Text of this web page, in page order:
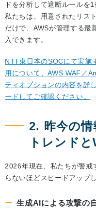
ドを分析して遮断ルールを
私たちは、用意されたリス
だけで、AWSが管理する最
入できます。
NTT東日本のSOCにて実施
用について、AWS WAF／
ティオプションの内容を詳
ードしてご確認ください。
2. 昨今の
トレンド
2026年現在、私たちが警戒
らないほどスピードアップ
生成AIによる攻撃の